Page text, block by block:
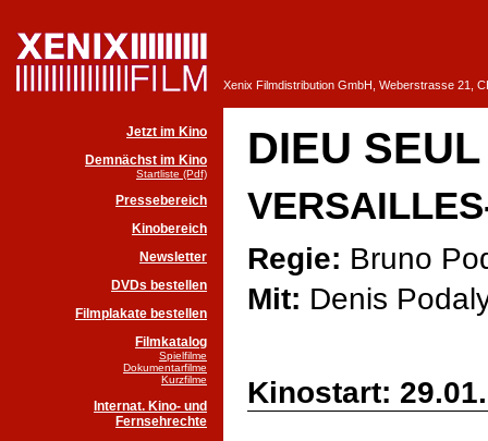
Xenix Filmdistribution GmbH, Weberstrasse 21,
Jetzt im Kino
Demnächst im Kino
Startliste (Pdf)
Pressebereich
Kinobereich
Newsletter
DVDs bestellen
Filmplakate bestellen
Filmkatalog
Spielfilme
Dokumentarfilme
Kurzfilme
Internat. Kino- und
Fernsehrechte
DIEU
Regie: Bruno
Mit: Denis
Kinostart: